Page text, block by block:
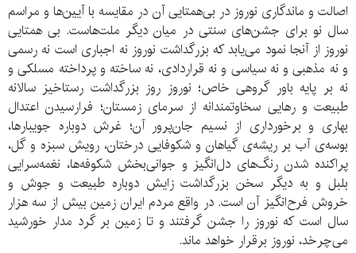
اصالت و ماندگاری نوروز در بی‌همتایی آن در مقایسه با آیین‌ها و مراسم
سال نو برای جشن‌های سنتی در میان دیگر ملت‌هاست. بی همتایی
نوروز از آنجا نمود می‌یابد که بزرگداشت نوروز نه اجباری است نه رسمی
و نه مذهبی و نه سیاسی و نه قراردادی، نه ساخته و پرداخته مسلکی و
نه بر پایه باور گروهی خاص؛ نوروز روز بزرگداشت رستاخیز سالانه
طبیعت و رهایی سخاوتمندانه از سرمای زمستان؛ فرارسیدن اعتدال
بهاری و برخورداری از نسیم جان‌پرور آن؛ غرش دوباره جویبارها،
بوسه‌ی آب بر ریشه‌ی گیاهان و شکوفایی درختان، رویش سبزه و گل،
پراکنده شدن رنگ‌های دل‌انگیز و جوانی‌بخش شکوفه‌ها، نغمه‌سرایی
بلبل و به دیگر سخن بزرگداشت زایش دوباره طبیعت و جوش و
خروش فرح‌انگیز آن است. در واقع مردم ایران زمین بیش از سه هزار
سال است که نوروز را جشن گرفتند و تا زمین بر گرد مدار خورشید
می‌چرخد، نوروز برقرار خواهد ماند.